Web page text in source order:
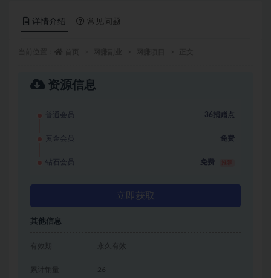
详情介绍 常见问题
资源信息
普通会员 36捐赠点
黄金会员 免费
钻石会员 免费
立即获取
其他信息
有效期 永久有效
累计销量 26